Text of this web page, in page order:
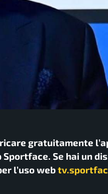
gratuitamente
Sportface. Se hai un
l’uso web